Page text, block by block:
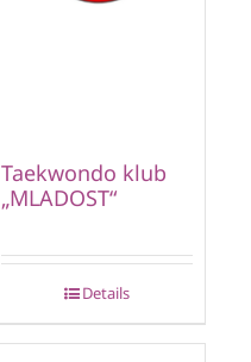
Taekwondo klub
„MLADOST“
Details